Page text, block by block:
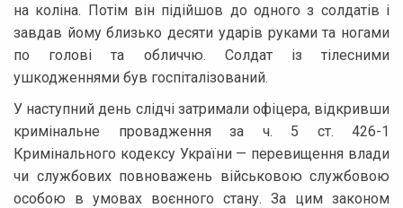
на коліна. Потім він підійшов до одного з солдатів і
завдав йому близько десяти ударів руками та ногами
по голові та обличчю. Солдат із тілесними
ушкодженнями був госпіталізований.
У наступний день слідчі затримали офіцера, відкривши
кримінальне провадження за ч. 5 ст. 426-1
Кримінального кодексу України — перевищення влади
чи службових повноважень військовою службовою
особою в умовах воєнного стану. За цим законом